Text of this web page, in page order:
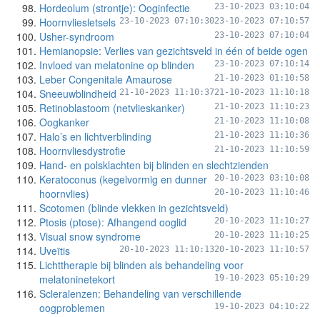
23-10-2023 03:10:04
Hordeolum (strontje): Ooginfectie
23-10-2023 07:10:57
Hoornvliesletsels 23-10-2023 07:10:30
Usher-syndroom 23-10-2023 07:10:04
Hemianopsie: Verlies van gezichtsveld in één of beide ogen
23-10-2023 07:10:14
Invloed van melatonine op blinden
21-10-2023 01:10:58
Leber Congenitale Amaurose
21-10-2023 11:10:18
Sneeuwblindheid 21-10-2023 11:10:37
Retinoblastoom (netvlieskanker) 21-10-2023 11:10:23
Oogkanker 21-10-2023 11:10:08
Halo’s en lichtverblinding 21-10-2023 11:10:36
Hoornvliesdystrofie 21-10-2023 11:10:59
Hand- en polsklachten bij blinden en slechtzienden
20-10-2023 03:10:08
Keratoconus (kegelvormig en dunner
hoornvlies)
20-10-2023 11:10:46
Scotomen (blinde vlekken in gezichtsveld)
20-10-2023 11:10:27
Ptosis (ptose): Afhangend ooglid
20-10-2023 11:10:25
Visual snow syndrome
20-10-2023 11:10:57
Uveïtis 20-10-2023 11:10:13
Lichttherapie bij blinden als behandeling voor
melatoninetekort
19-10-2023 05:10:29
Scleralenzen: Behandeling van verschillende
oogproblemen
19-10-2023 04:10:22